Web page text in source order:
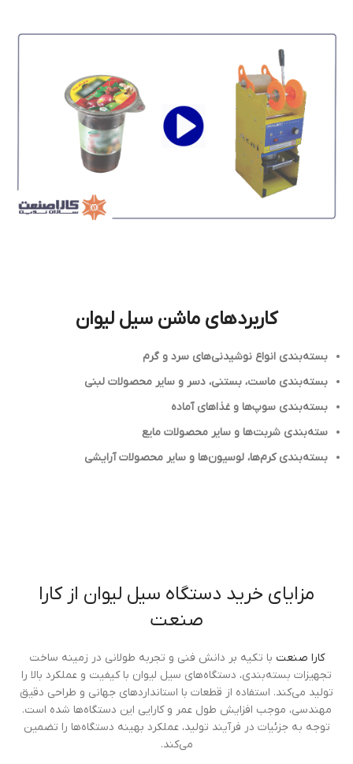
کاربردهای ماشن سیل لیوان
بسته‌بندی انواع نوشیدنی‌های سرد و گرم
بسته‌بندی ماست، بستنی، دسر و سایر محصولات لبنی
بسته‌بندی سوپ‌ها و غذاهای آماده
سته‌بندی شربت‌ها و سایر محصولات مایع
بسته‌بندی کرم‌ها، لوسیون‌ها و سایر محصولات آرایشی
مزایای خرید دستگاه سیل لیوان از کارا
صنعت
کارا صنعت با تکیه بر دانش فنی و تجربه طولانی در زمینه ساخت
تجهیزات بسته‌بندی، دستگاه‌های سیل لیوان با کیفیت و عملکرد بالا را
تولید می‌کند. استفاده از قطعات با استانداردهای جهانی و طراحی دقیق
مهندسی، موجب افزایش طول عمر و کارایی این دستگاه‌ها شده است.
توجه به جزئیات در فرآیند تولید، عملکرد بهینه دستگاه‌ها را تضمین
می‌کند.